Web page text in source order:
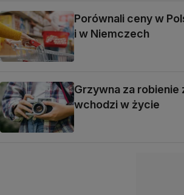
Porównali ceny w
i w Niemczech
Grzywna za robienie
wchodzi w życie